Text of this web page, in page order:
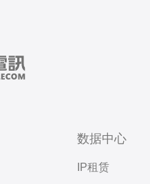
数据中心
IP租赁